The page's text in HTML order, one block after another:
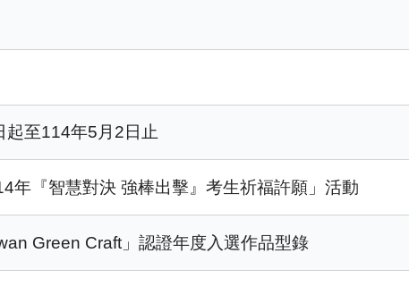
起至114年5月2日止
年『智慧對決 強棒出擊』考生祈福許願」活動
Green Craft」認證年度入選作品型錄